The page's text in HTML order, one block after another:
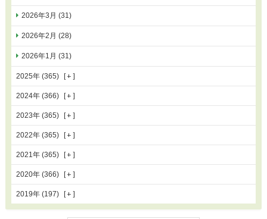
2026年3月 (31)
2026年2月 (28)
2026年1月 (31)
2025年 (365)
2024年 (366)
2023年 (365)
2022年 (365)
2021年 (365)
2020年 (366)
2019年 (197)